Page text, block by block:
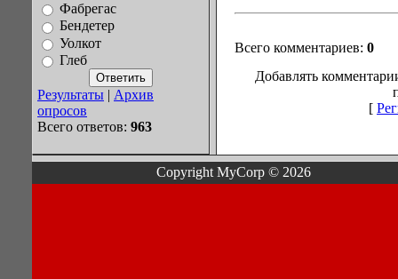
Фабрегас
Бендетер
Уолкот
Глеб
Результаты | Архив
опросов
Всего ответов: 963
Всего комментариев: 0
Добавлять
[
Copyright MyCorp © 2026